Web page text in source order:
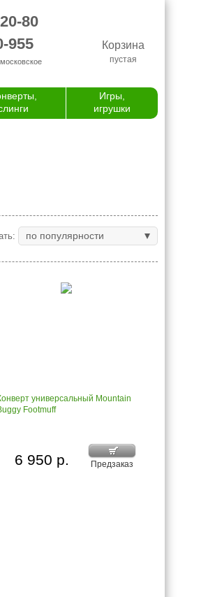
80
955
Корзина
пустая
Игры,
игрушки
по популярности
универсальный Mountain
Footmuff
Предзаказ
6 950 р.